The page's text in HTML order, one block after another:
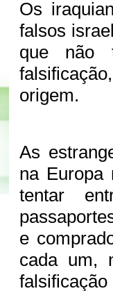
Os
falsos
que não
origem.
As
na Europa
tentar
e
cada um,